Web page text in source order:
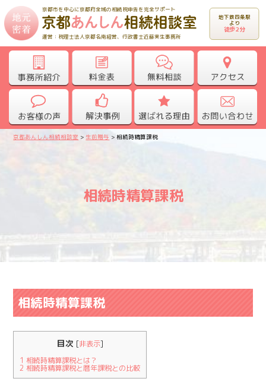
京都市を中心に京都府全域の相続税申告を完全サポート
運営：税理士法人京都名南経営、行政書士近藤実生事務所
地下鉄四条駅
より
徒歩2分
京都あんしん相続相談室 > 生前贈与 >相続時精算課税
相続時精算課税
相続時精算課税
目次 [非表示]
1 相続時精算課税とは？
2 相続時精算課税と暦年課税との比較